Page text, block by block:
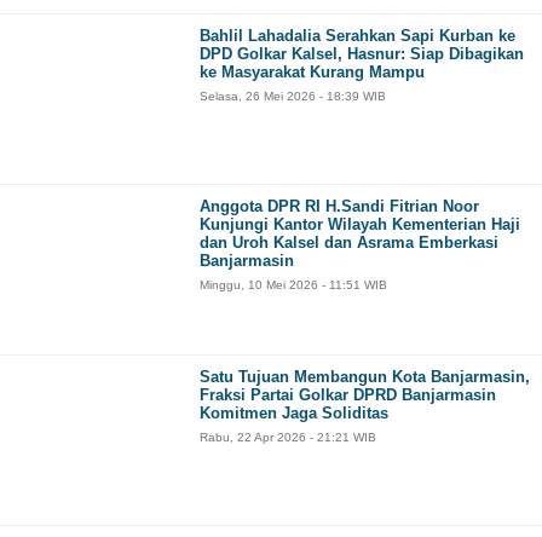
Bahlil Lahadalia Serahkan Sapi Kurban ke
DPD Golkar Kalsel, Hasnur: Siap Dibagikan
ke Masyarakat Kurang Mampu
Selasa, 26 Mei 2026 - 18:39 WIB
Anggota DPR RI H.Sandi Fitrian Noor
Kunjungi Kantor Wilayah Kementerian Haji
dan Uroh Kalsel dan Asrama Emberkasi
Banjarmasin
Minggu, 10 Mei 2026 - 11:51 WIB
Satu Tujuan Membangun Kota Banjarmasin,
Fraksi Partai Golkar DPRD Banjarmasin
Komitmen Jaga Soliditas
Rabu, 22 Apr 2026 - 21:21 WIB